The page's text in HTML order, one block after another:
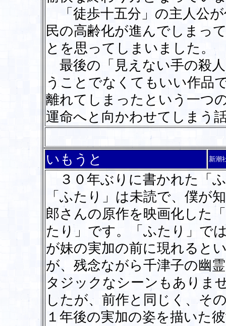
「徒歩十五分」の主人公
民の高齢化が進んでしまっ
とを思ってしまいました。
最後の「見えない手の殺
うことでなくてもいい作品
離れてしまったという一つ
運命へと向かわせてしまう
いもうと 新潮
３０年ぶりに書かれた「
「ふたり」は未読で、僕が
郎さんの原作を映画化した
たり」です。「ふたり」で
が妹の実加の前に現れると
が、残念ながら千津子の幽
タジックなシーンもありま
したが、前作と同じく、そ
１年後の実加の姿を描いた